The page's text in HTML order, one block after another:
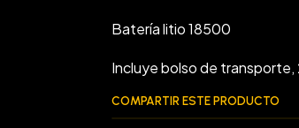
Batería litio 18500
Incluye bolso de
COMPARTIR ESTE PRODUCTO